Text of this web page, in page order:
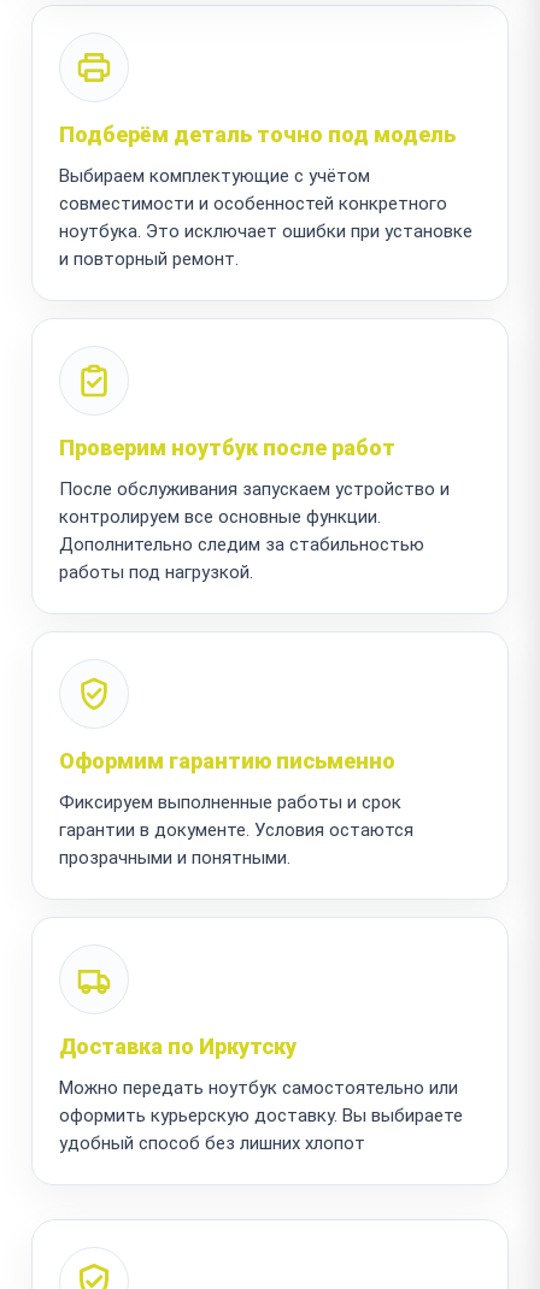
Подберём деталь точно под модель
Выбираем комплектующие с учётом
совместимости и особенностей конкретного
ноутбука. Это исключает ошибки при установке
и повторный ремонт.
Проверим ноутбук после работ
После обслуживания запускаем устройство и
контролируем все основные функции.
Дополнительно следим за стабильностью
работы под нагрузкой.
Оформим гарантию письменно
Фиксируем выполненные работы и срок
гарантии в документе. Условия остаются
прозрачными и понятными.
Доставка по Иркутску
Можно передать ноутбук самостоятельно или
оформить курьерскую доставку. Вы выбираете
удобный способ без лишних хлопот